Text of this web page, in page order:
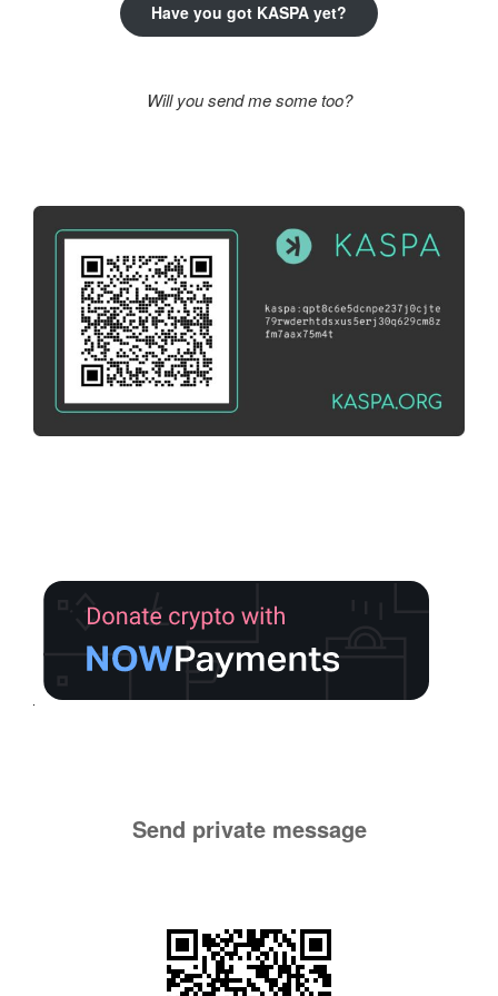
Have you got KASPA yet?
Will you send me some too?
Send private message